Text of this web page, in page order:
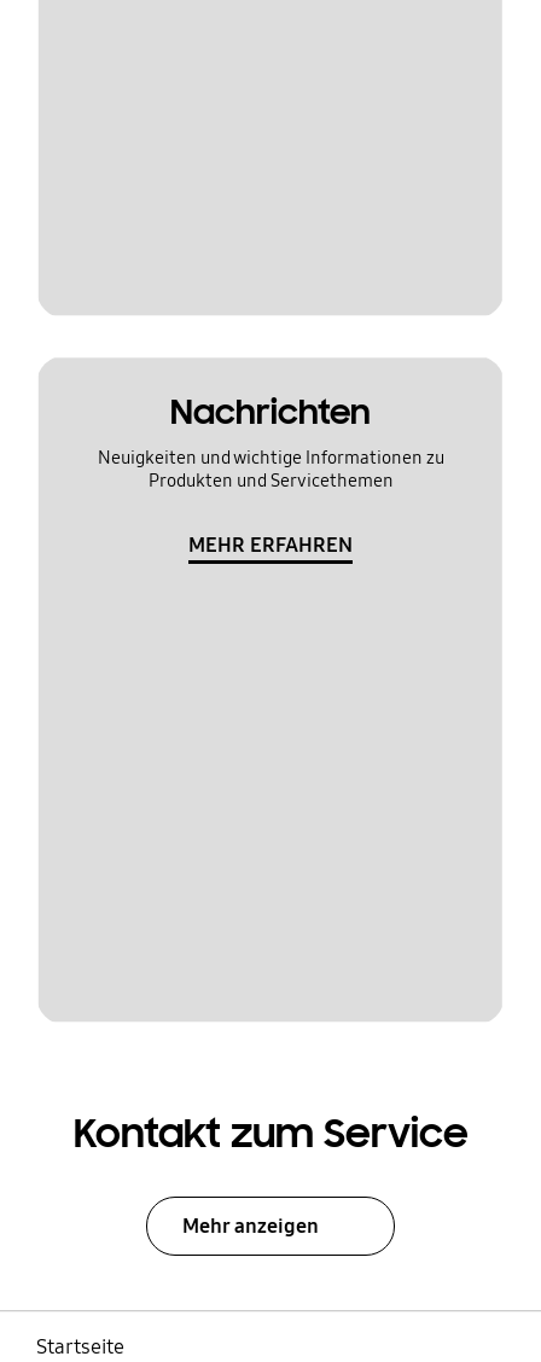
Nachrichten
Neuigkeiten und wichtige Informationen zu
Produkten und Servicethemen
MEHR ERFAHREN
Kontakt zum Service
Mehr anzeigen
Startseite